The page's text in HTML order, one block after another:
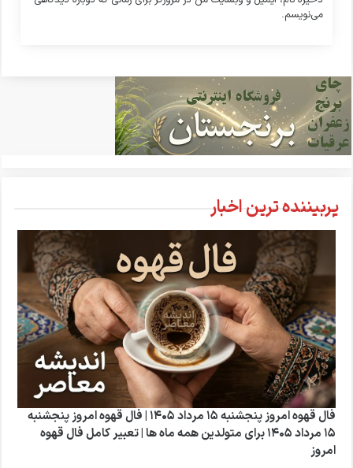
می‌نویسم.
پربیننده ترین اخبار
فال قهوه امروز پنجشنبه 15 مرداد 1405 | فال قهوه امروز پنجشنبه
15 مرداد 1405 برای متولدین همه ماه ها | تعبیر کامل فال قهوه
امروز